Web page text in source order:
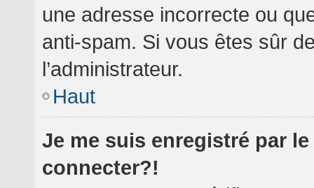
une adresse incorrecte ou
anti-spam. Si vous êtes sûr
l’administrateur.
Haut
Je me suis enregistré par
connecter?!